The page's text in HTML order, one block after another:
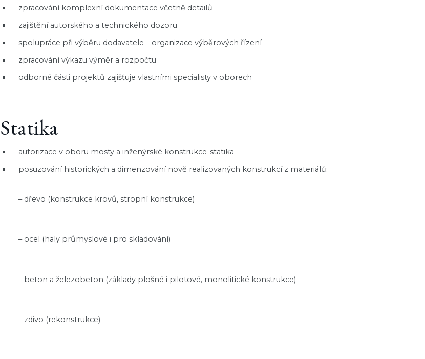
zpracování komplexní dokumentace včetně detailů
zajištění autorského a technického dozoru
spolupráce při výběru dodavatele – organizace výběrových řízení
zpracování výkazu výměr a rozpočtu
odborné části projektů zajišťuje vlastními specialisty v oborech
Statika
autorizace v oboru mosty a inženýrské konstrukce-statika
posuzování historických a dimenzování nově realizovaných konstrukcí z materiálů:
– dřevo (konstrukce krovů, stropní konstrukce)
– ocel (haly průmyslové i pro skladování)
– beton a železobeton (základy plošné i pilotové, monolitické konstrukce)
– zdivo (rekonstrukce)